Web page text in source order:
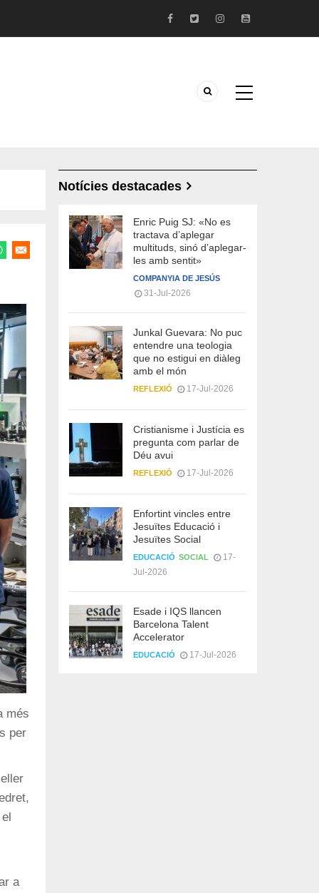
més
per
a
Notícies destacades
Enric Puig SJ: «No es
tractava d’aplegar
multituds, sinó d’aplegar-
les amb sentit»
COMPANYIA DE JESÚS
31-Jul-2026
Junkal Guevara: No puc
entendre una teologia
que no estigui en diàleg
amb el món
REFLEXIÓ 17-Jul-2026
Cristianisme i Justícia es
pregunta com parlar de
Déu avui
REFLEXIÓ 17-Jul-2026
Enfortint vincles entre
Jesuïtes Educació i
Jesuïtes Social
EDUCACIÓ SOCIAL
17-
Jul-2026
Esade i IQS llancen
Barcelona Talent
Accelerator
EDUCACIÓ 17-Jul-2026